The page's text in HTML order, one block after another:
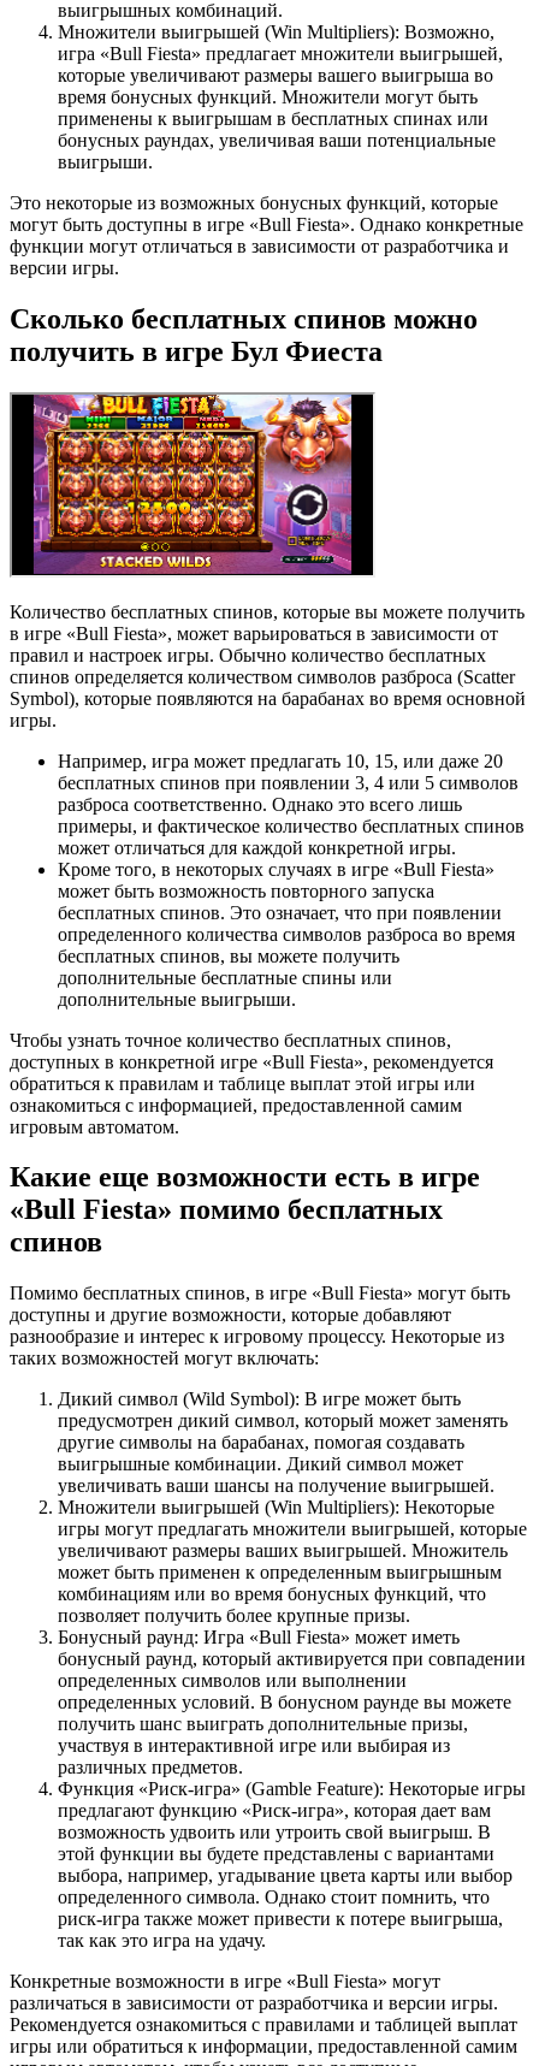
выигрышных комбинаций.
Множители выигрышей (Win Multipliers): Возможно,
игра «Bull Fiesta» предлагает множители выигрышей,
которые увеличивают размеры вашего выигрыша во
время бонусных функций. Множители могут быть
применены к выигрышам в бесплатных спинах или
бонусных раундах, увеличивая ваши потенциальные
выигрыши.
Это некоторые из возможных бонусных функций, которые
могут быть доступны в игре «Bull Fiesta». Однако конкретные
функции могут отличаться в зависимости от разработчика и
версии игры.
Сколько бесплатных спинов можно
получить в игре Бул Фиеста
Количество бесплатных спинов, которые вы можете получить
в игре «Bull Fiesta», может варьироваться в зависимости от
правил и настроек игры. Обычно количество бесплатных
спинов определяется количеством символов разброса (Scatter
Symbol), которые появляются на барабанах во время основной
игры.
Например, игра может предлагать 10, 15, или даже 20
бесплатных спинов при появлении 3, 4 или 5 символов
разброса соответственно. Однако это всего лишь
примеры, и фактическое количество бесплатных спинов
может отличаться для каждой конкретной игры.
Кроме того, в некоторых случаях в игре «Bull Fiesta»
может быть возможность повторного запуска
бесплатных спинов. Это означает, что при появлении
определенного количества символов разброса во время
бесплатных спинов, вы можете получить
дополнительные бесплатные спины или
дополнительные выигрыши.
Чтобы узнать точное количество бесплатных спинов,
доступных в конкретной игре «Bull Fiesta», рекомендуется
обратиться к правилам и таблице выплат этой игры или
ознакомиться с информацией, предоставленной самим
игровым автоматом.
Какие еще возможности есть в игре
«Bull Fiesta» помимо бесплатных
спинов
Помимо бесплатных спинов, в игре «Bull Fiesta» могут быть
доступны и другие возможности, которые добавляют
разнообразие и интерес к игровому процессу. Некоторые из
таких возможностей могут включать:
Дикий символ (Wild Symbol): В игре может быть
предусмотрен дикий символ, который может заменять
другие символы на барабанах, помогая создавать
выигрышные комбинации. Дикий символ может
увеличивать ваши шансы на получение выигрышей.
Множители выигрышей (Win Multipliers): Некоторые
игры могут предлагать множители выигрышей, которые
увеличивают размеры ваших выигрышей. Множитель
может быть применен к определенным выигрышным
комбинациям или во время бонусных функций, что
позволяет получить более крупные призы.
Бонусный раунд: Игра «Bull Fiesta» может иметь
бонусный раунд, который активируется при совпадении
определенных символов или выполнении
определенных условий. В бонусном раунде вы можете
получить шанс выиграть дополнительные призы,
участвуя в интерактивной игре или выбирая из
различных предметов.
Функция «Риск-игра» (Gamble Feature): Некоторые игры
предлагают функцию «Риск-игра», которая дает вам
возможность удвоить или утроить свой выигрыш. В
этой функции вы будете представлены с вариантами
выбора, например, угадывание цвета карты или выбор
определенного символа. Однако стоит помнить, что
риск-игра также может привести к потере выигрыша,
так как это игра на удачу.
Конкретные возможности в игре «Bull Fiesta» могут
различаться в зависимости от разработчика и версии игры.
Рекомендуется ознакомиться с правилами и таблицей выплат
игры или обратиться к информации, предоставленной самим